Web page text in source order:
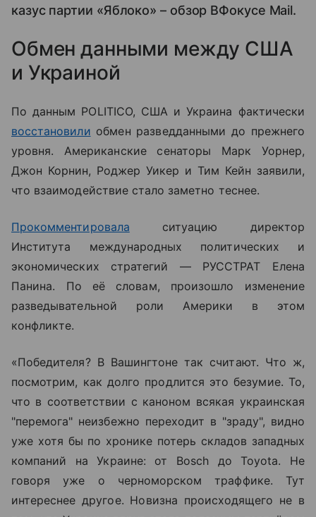
казус партии «Яблоко» – обзор ВФокусе Mail.
Обмен данными между США
и Украиной
По данным POLITICO, США и Украина фактически
восстановили обмен разведданными до прежнего
уровня. Американские сенаторы Марк Уорнер,
Джон Корнин, Роджер Уикер и Тим Кейн заявили,
что взаимодействие стало заметно теснее.
Прокомментировала ситуацию директор
Института международных политических и
экономических стратегий — РУССТРАТ Елена
Панина. По её словам, произошло изменение
разведывательной роли Америки в этом
конфликте.
«Победителя? В Вашингтоне так считают. Что ж,
посмотрим, как долго продлится это безумие. То,
что в соответствии с каноном всякая украинская
"перемога" неизбежно переходит в "зраду", видно
уже хотя бы по хронике потерь складов западных
компаний на Украине: от Bosch до Toyota. Не
говоря уже о черноморском траффике. Тут
интереснее другое. Новизна происходящего не в